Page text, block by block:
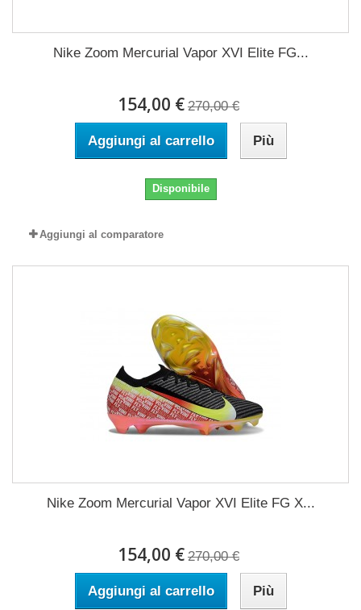
Nike Zoom Mercurial Vapor XVI Elite FG...
154,00 € 270,00 €
Aggiungi al carrello Più
Disponibile
Aggiungi al comparatore
Nike Zoom Mercurial Vapor XVI Elite FG X...
154,00 € 270,00 €
Aggiungi al carrello Più